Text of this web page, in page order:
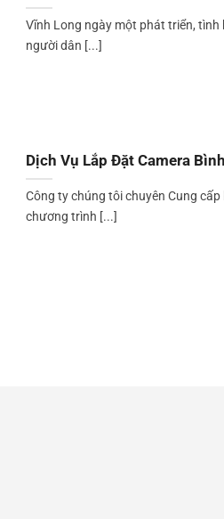
Vĩnh Long ngày một phát triển,
người dân [...]
Dịch Vụ Lắp Đặt Camera
Công ty chúng tôi chuyên Cung
chương trình [...]